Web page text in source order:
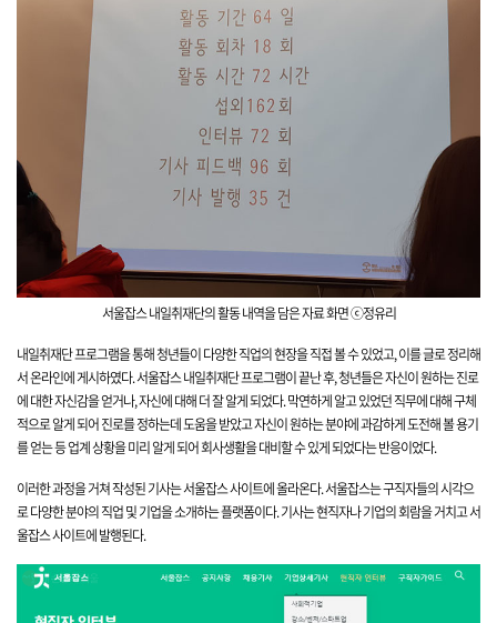
서울잡스 내일취재단의 활동 내역을 담은 자료 화면ⓒ정유리
내일취재단 프로그램을 통해 청년들이 다양한 직업의 현장을 직접 볼 수 있었고, 이를 글로 정리해
서 온라인에 게시하였다.서울잡스 내일취재단 프로그램이 끝난 후, 청년들은 자신이 원하는 진로
에 대한 자신감을 얻거나, 자신에 대해 더 잘 알게 되었다. 막연하게 알고 있었던 직무에 대해 구체
적으로 알게 되어 진로를 정하는데 도움을 받았고자신이 원하는 분야에 과감하게 도전해 볼 용기
를 얻는 등업계 상황을 미리 알게 되어 회사생활을 대비할 수 있게 되었다는 반응이었다.
이러한 과정을 거쳐 작성된 기사는 서울잡스 사이트에 올라온다. 서울잡스는 구직자들의 시각으
로 다양한 분야의 직업 및 기업을 소개하는 플랫폼이다. 기사는 현직자나 기업의 회람을 거치고 서
울잡스 사이트에 발행된다.